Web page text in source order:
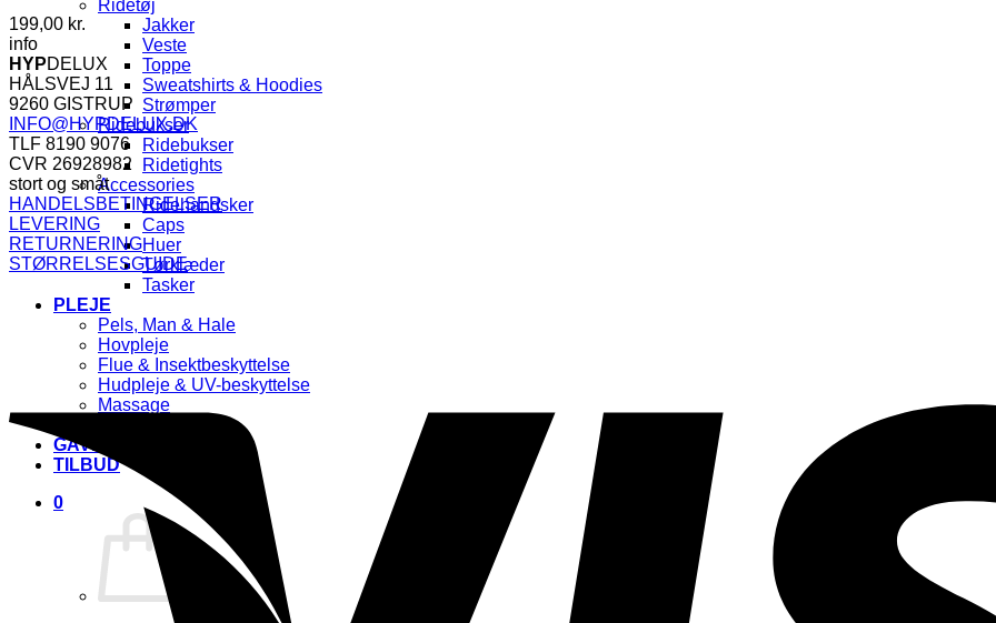
Ridetøj
Jakker
Veste
Toppe
Sweatshirts & Hoodies
Strømper
Ridebukser
Ridebukser
Ridetights
Accessories
Ridehandsker
Caps
Huer
Tørklæder
Tasker
PLEJE
Pels, Man & Hale
Hovpleje
Flue & Insektbeskyttelse
Hudpleje & UV-beskyttelse
Massage
GAVEKORT🎁
TILBUD
0
199,00 kr.
info
HYPDELUX
HÅLSVEJ 11
9260 GISTRUP
INFO@HYPDELUX.DK
TLF 8190 9076
CVR 26928982
stort og småt
HANDELSBETINGELSER
LEVERING
RETURNERING
STØRRELSESGUIDE